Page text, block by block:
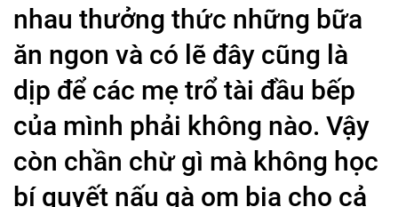
nhau thưởng thức những bữa
ăn ngon và có lẽ đây cũng là
dịp để các mẹ trổ tài đầu bếp
của mình phải không nào. Vậy
còn chần chừ gì mà không học
bí quyết nấu gà om bia cho cả